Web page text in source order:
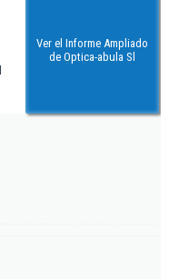
Ver el Informe Ampliado
de Optica-abula Sl